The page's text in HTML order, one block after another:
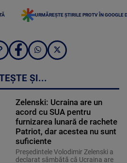
URMĂREȘTE ȘTIRILE PROTV ÎN GOOGLE
ȘI...
Zelenski: Ucraina are un
acord cu SUA pentru
furnizarea lunară de rachete
Patriot, dar acestea nu sunt
suficiente
Preşedintele Volodimir Zelenski a
declarat sâmbătă că Ucraina are